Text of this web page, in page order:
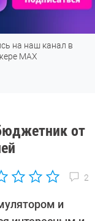
2026:
для гостиной,
от
2
и